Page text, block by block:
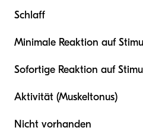
Schlaff
Minimale Reaktion auf
Sofortige Reaktion auf
Aktivität (Muskeltonus)
Nicht vorhanden